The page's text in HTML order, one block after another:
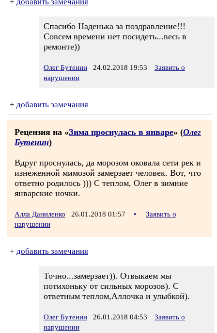
Спасибо Наденька за поздравление!!!
Совсем времени нет посидеть...весь в
ремонте))
Олег Бутенин 24.02.2018 19:53
Заявить о
нарушении
+ добавить замечания
Рецензия на «Зима проснулась в январе» (Олег
Бутенин)
Вдруг проснулась, да морозом оковала сети рек и
изнеженной мимозой замерзает человек. Вот, что
ответно родилось ))) С теплом, Олег в зимние
январские ночки.
Алла Даниленко 26.01.2018 01:57 •
Заявить о
нарушении
+ добавить замечания
Точно...замерзает)). Отвыкаем мы
потихоньку от сильных морозов). С
ответным теплом,Аллочка и улыбкой).
Олег Бутенин 26.01.2018 04:53
Заявить о
нарушении